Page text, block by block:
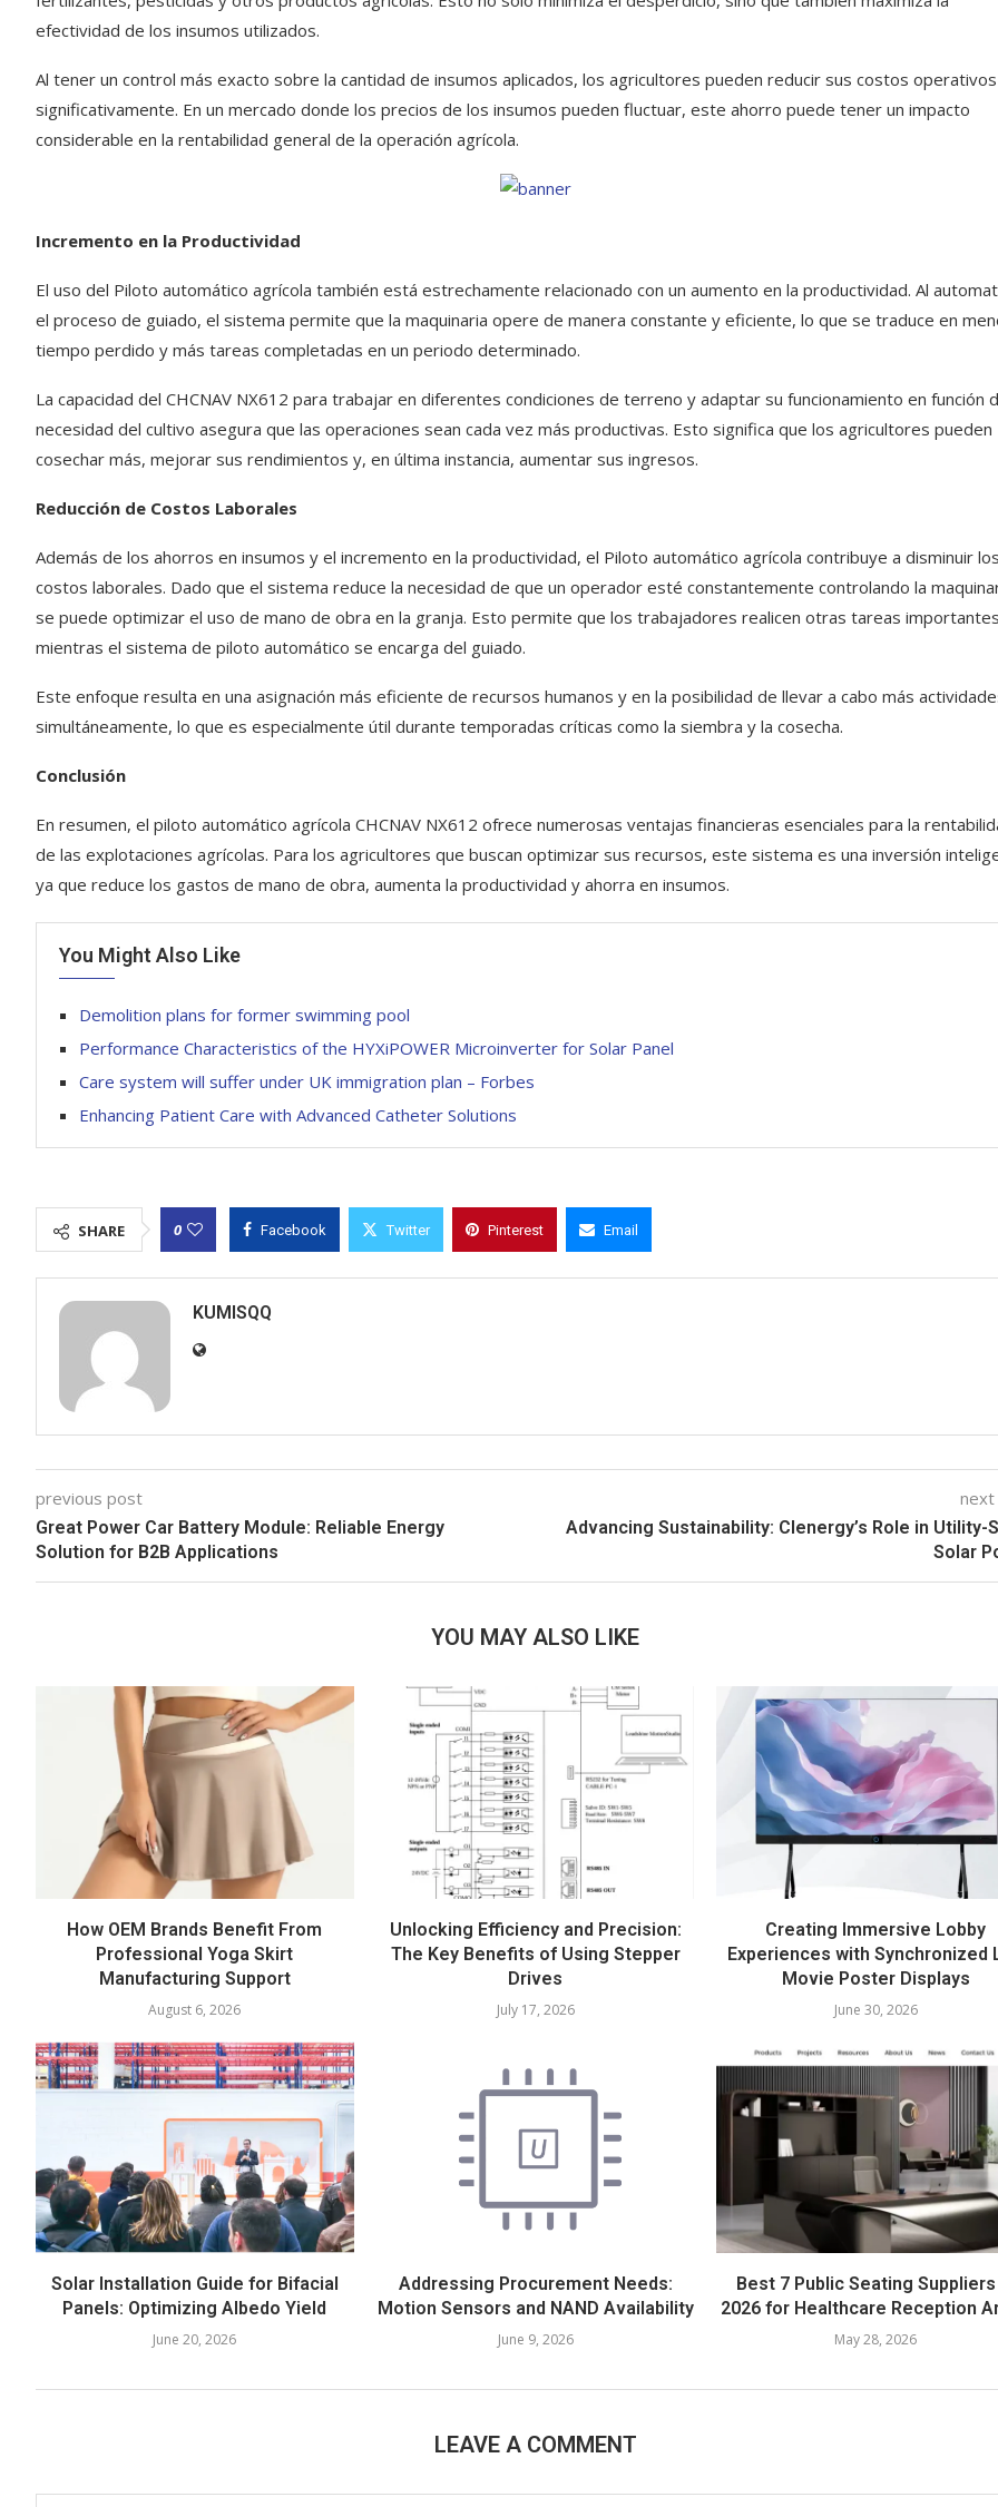
efectividad de los insumos utilizados.
Al tener un control más exacto sobre la cantidad de insumos aplicados, los agricultores pueden reducir sus costos operativos
significativamente. En un mercado donde los precios de los insumos pueden fluctuar, este ahorro puede tener un impacto
considerable en la rentabilidad general de la operación agrícola.
Incremento en la Productividad
El uso del Piloto automático agrícola también está estrechamente relacionado con un aumento en la productividad. Al
el proceso de guiado, el sistema permite que la maquinaria opere de manera constante y eficiente, lo que se traduce en
tiempo perdido y más tareas completadas en un periodo determinado.
La capacidad del CHCNAV NX612 para trabajar en diferentes condiciones de terreno y adaptar su funcionamiento en función
necesidad del cultivo asegura que las operaciones sean cada vez más productivas. Esto significa que los agricultores pueden
cosechar más, mejorar sus rendimientos y, en última instancia, aumentar sus ingresos.
Reducción de Costos Laborales
Además de los ahorros en insumos y el incremento en la productividad, el Piloto automático agrícola contribuye a disminuir
costos laborales. Dado que el sistema reduce la necesidad de que un operador esté constantemente controlando la
se puede optimizar el uso de mano de obra en la granja. Esto permite que los trabajadores realicen otras tareas
mientras el sistema de piloto automático se encarga del guiado.
Este enfoque resulta en una asignación más eficiente de recursos humanos y en la posibilidad de llevar a cabo más
simultáneamente, lo que es especialmente útil durante temporadas críticas como la siembra y la cosecha.
Conclusión
En resumen, el piloto automático agrícola CHCNAV NX612 ofrece numerosas ventajas financieras esenciales para la
de las explotaciones agrícolas. Para los agricultores que buscan optimizar sus recursos, este sistema es una inversión
ya que reduce los gastos de mano de obra, aumenta la productividad y ahorra en insumos.
You Might Also Like
Demolition plans for former swimming pool
Performance Characteristics of the HYXiPOWER Microinverter for Solar Panel
Care system will suffer under UK immigration plan – Forbes
Enhancing Patient Care with Advanced Catheter Solutions
SHARE 0 Facebook Twitter Pinterest Email
KUMISQQ
previous post
Great Power Car Battery Module: Reliable Energy
Solution for B2B Applications
Advancing Sustainability: Clenergy’s Role in Utility-
Solar
YOU MAY ALSO LIKE
How OEM Brands Benefit From
Professional Yoga Skirt
Manufacturing Support
August 6, 2026
Unlocking Efficiency and Precision:
The Key Benefits of Using Stepper
Drives
July 17, 2026
Creating Immersive Lobby
Experiences with Synchronized
Movie Poster Displays
June 30, 2026
Solar Installation Guide for Bifacial
Panels: Optimizing Albedo Yield
June 20, 2026
Addressing Procurement Needs:
Motion Sensors and NAND Availability
June 9, 2026
Best 7 Public Seating
2026 for Healthcare Reception
May 28, 2026
LEAVE A COMMENT